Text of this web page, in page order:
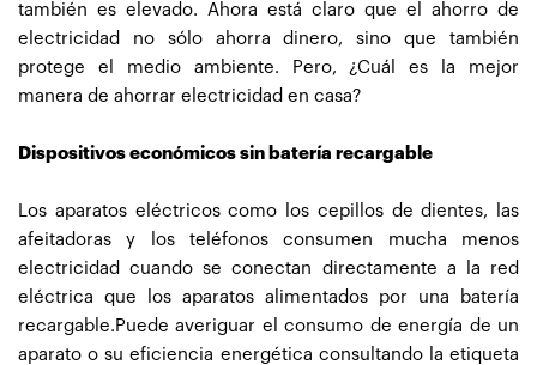
también es elevado. Ahora está claro que el ahorro de
electricidad no sólo ahorra dinero, sino que también
protege el medio ambiente. Pero, ¿Cuál es la mejor
manera de ahorrar electricidad en casa?
Dispositivos económicos sin batería recargable
Los aparatos eléctricos como los cepillos de dientes, las
afeitadoras y los teléfonos consumen mucha menos
electricidad cuando se conectan directamente a la red
eléctrica que los aparatos alimentados por una batería
recargable.Puede averiguar el consumo de energía de un
aparato o su eficiencia energética consultando la etiqueta